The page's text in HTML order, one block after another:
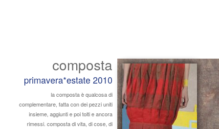
composta
primavera*estate 2010
la composta è qualcosa di
complementare, fatta con dei pezzi uniti
insieme, aggiunti e poi tolti e ancora
rimessi. composta di vita, di cose, di